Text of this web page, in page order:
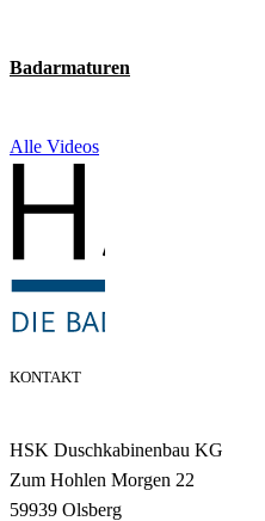
Badarmaturen
Alle Videos
KONTAKT
HSK Duschkabinenbau KG
Zum Hohlen Morgen 22
59939 Olsberg